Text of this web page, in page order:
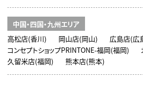
中国・四国・九州エリア
高松店(香川)
岡山店(岡山)
広島店(広
コンセプトショップPRINTONE-福岡(福岡)
久留米店(福岡)
熊本店(熊本)